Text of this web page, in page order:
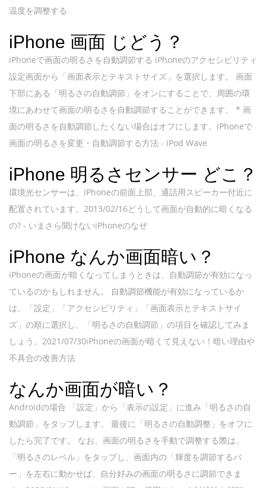
温度を調整する
iPhone 画面 じどう？
iPhoneで画面の明るさを自動調節する iPhoneのアクセシビリティ
設定画面から「画面表示とテキストサイズ」を選択します。 画面
下部にある「明るさの自動調節」をオンにすることで、周囲の環
境にあわせて画面の明るさを自動調節することができます。 * 画
面の明るさを自動調節したくない場合はオフにします。iPhoneで
画面の明るさを変更・自動調節する方法 - iPod Wave
iPhone 明るさセンサー どこ？
環境光センサーは、iPhoneの前面上部、通話用スピーカー付近に
配置されています。2013/02/16どうして画面が自動的に暗くなる
の? - いまさら聞けないiPhoneのなぜ
iPhone なんか画面暗い？
iPhoneの画面が暗くなってしまうときは、自動調節が有効になっ
ているのかもしれません。 自動調節機能が有効になっているか
は、「設定」「アクセシビリティ」「画面表示とテキストサイ
ズ」の順に選択し、「明るさの自動調節」の項目を確認してみま
しょう。2021/07/30iPhoneの画面が暗くて見えない！暗い理由や
不具合の改善方法
なんか画面が暗い？
Androidの場合 「設定」から「表示の設定」に進み「明るさの自
動調節」をタップします。 最後に「明るさの自動調整」をオフに
したら完了です。 なお、画面の明るさを手動で調整する際は、
「明るさのレベル」をタップし、画面内の「輝度を調節するバ
ー」を左右に動かせば、自分好みの画面の明るさに調節できま